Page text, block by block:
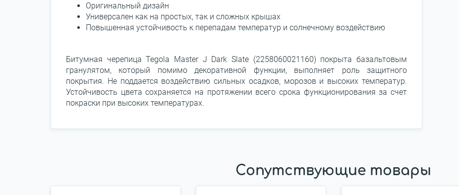
Оригинальный дизайн
Универсален как на простых, так и сложных крышах
Повышенная устойчивость к перепадам температур и солнечному воздействию
Битумная черепица Tegola Master J Dark Slate (2258060021160) покрыта базальтовым
гранулятом, который помимо декоративной функции, выполняет роль защитного
покрытия. Не поддается воздействию сильных осадков, морозов и высоких температур.
Устойчивость цвета сохраняется на протяжении всего срока функционирования за счет
покраски при высоких температурах.
Сопутствующие товары